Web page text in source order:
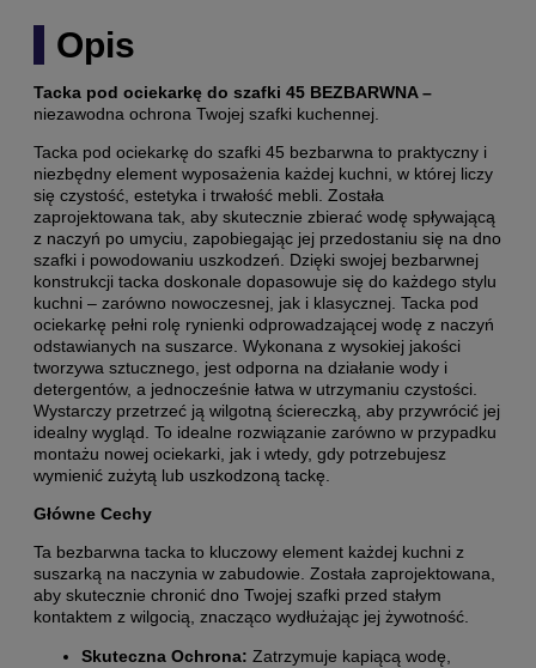
Opis
Tacka pod ociekarkę do szafki 45 BEZBARWNA –
niezawodna ochrona Twojej szafki kuchennej.
Tacka pod ociekarkę do szafki 45 bezbarwna to praktyczny i
niezbędny element wyposażenia każdej kuchni, w której liczy
się czystość, estetyka i trwałość mebli. Została
zaprojektowana tak, aby skutecznie zbierać wodę spływającą
z naczyń po umyciu, zapobiegając jej przedostaniu się na dno
szafki i powodowaniu uszkodzeń. Dzięki swojej bezbarwnej
konstrukcji tacka doskonale dopasowuje się do każdego stylu
kuchni – zarówno nowoczesnej, jak i klasycznej. Tacka pod
ociekarkę pełni rolę rynienki odprowadzającej wodę z naczyń
odstawianych na suszarce. Wykonana z wysokiej jakości
tworzywa sztucznego, jest odporna na działanie wody i
detergentów, a jednocześnie łatwa w utrzymaniu czystości.
Wystarczy przetrzeć ją wilgotną ściereczką, aby przywrócić jej
idealny wygląd. To idealne rozwiązanie zarówno w przypadku
montażu nowej ociekarki, jak i wtedy, gdy potrzebujesz
wymienić zużytą lub uszkodzoną tackę.
Główne Cechy
Ta bezbarwna tacka to kluczowy element każdej kuchni z
suszarką na naczynia w zabudowie. Została zaprojektowana,
aby skutecznie chronić dno Twojej szafki przed stałym
kontaktem z wilgocią, znacząco wydłużając jej żywotność.
Skuteczna Ochrona: Zatrzymuje kapiącą wodę,